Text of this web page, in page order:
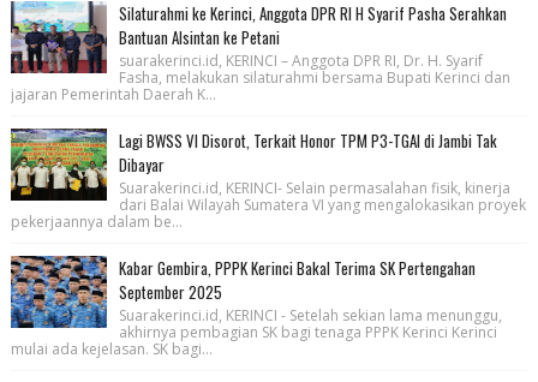
Silaturahmi ke Kerinci, Anggota DPR RI H Syarif Pasha Serahkan
Bantuan Alsintan ke Petani
suarakerinci.id, KERINCI – Anggota DPR RI, Dr. H. Syarif
Fasha, melakukan silaturahmi bersama Bupati Kerinci dan
jajaran Pemerintah Daerah K...
Lagi BWSS VI Disorot, Terkait Honor TPM P3-TGAI di Jambi Tak
Dibayar
Suarakerinci.id, KERINCI- Selain permasalahan fisik, kinerja
dari Balai Wilayah Sumatera VI yang mengalokasikan proyek
pekerjaannya dalam be...
Kabar Gembira, PPPK Kerinci Bakal Terima SK Pertengahan
September 2025
Suarakerinci.id, KERINCI - Setelah sekian lama menunggu,
akhirnya pembagian SK bagi tenaga PPPK Kerinci Kerinci
mulai ada kejelasan. SK bagi...